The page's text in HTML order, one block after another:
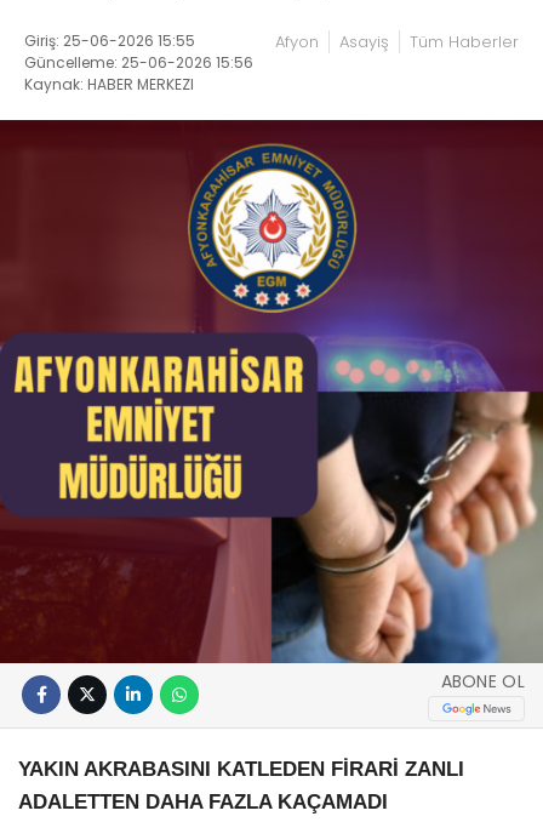
Giriş: 25-06-2026 15:55
Güncelleme: 25-06-2026 15:56
Kaynak: HABER MERKEZI
Afyon Asayiş Tüm Haberler
ABONE OL
YAKIN AKRABASINI KATLEDEN FİRARİ ZANLI
ADALETTEN DAHA FAZLA KAÇAMADI